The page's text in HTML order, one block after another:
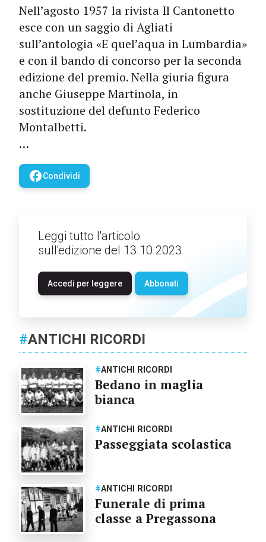
Nell’agosto 1957 la rivista Il Cantonetto
esce con un saggio di Agliati
sull’antologia «E quel’aqua in Lumbardia»
e con il bando di concorso per la seconda
edizione del premio. Nella giuria figura
anche Giuseppe Martinola, in
sostituzione del defunto Federico
Montalbetti.
…
facebookCondividi
Leggi tutto l'articolo
sull'edizione del 13.10.2023
Accedi per leggere Abbonati
#ANTICHI RICORDI
#ANTICHI RICORDI
Bedano in maglia
bianca
#ANTICHI RICORDI
Passeggiata scolastica
#ANTICHI RICORDI
Funerale di prima
classe a Pregassona